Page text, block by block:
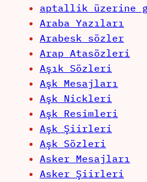
aptallik üzerine
Araba Yazıları
Arabesk sözler
Arap Atasözleri
Aşık Sözleri
Aşk Mesajları
Aşk Nickleri
Aşk Resimleri
Aşk Şiirleri
Aşk Sözleri
Asker Mesajları
Asker Şiirleri